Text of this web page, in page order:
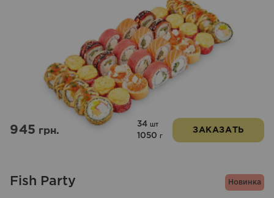
945грн.
34 шт
1050 г
ЗАКАЗАТЬ
Новинка
Fish Party